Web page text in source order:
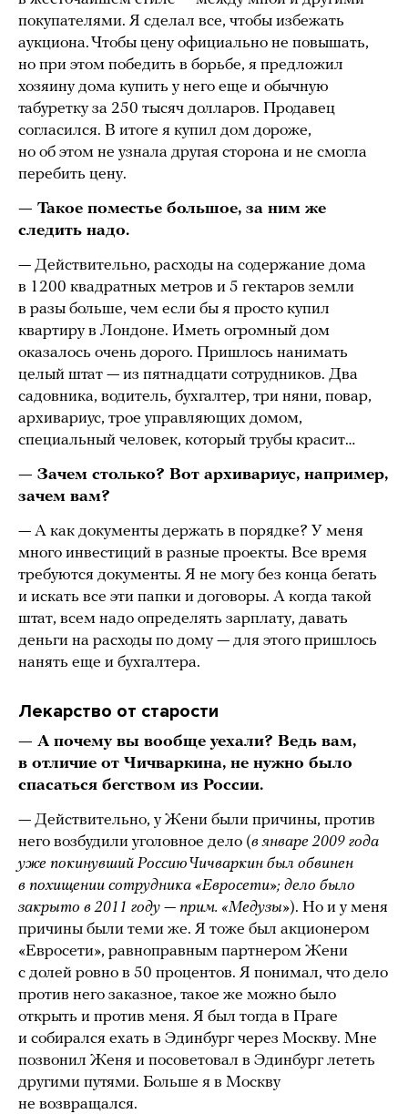
покупателями. Я сделал все, чтобы избежать
аукциона. Чтобы цену официально не повышать,
но при этом победить в борьбе, я предложил
хозяину дома купить у него еще и обычную
табуретку за 250 тысяч долларов. Продавец
согласился. В итоге я купил дом дороже,
но об этом не узнала другая сторона и не смогла
перебить цену.
— Такое поместье большое, за ним же
следить надо.
— Действительно, расходы на содержание дома
в 1200 квадратных метров и 5 гектаров земли
в разы больше, чем если бы я просто купил
квартиру в Лондоне. Иметь огромный дом
оказалось очень дорого. Пришлось нанимать
целый штат — из пятнадцати сотрудников. Два
садовника, водитель, бухгалтер, три няни, повар,
архивариус, трое управляющих домом,
специальный человек, который трубы красит…
— Зачем столько? Вот архивариус, например,
зачем вам?
— А как документы держать в порядке? У меня
много инвестиций в разные проекты. Все время
требуются документы. Я не могу без конца бегать
и искать все эти папки и договоры. А когда такой
штат, всем надо определять зарплату, давать
деньги на расходы по дому — для этого пришлось
нанять еще и бухгалтера.
Лекарство от старости
— А почему вы вообще уехали? Ведь вам,
в отличие от Чичваркина, не нужно было
спасаться бегством из России.
— Действительно, у Жени были причины, против
него возбудили уголовное дело (в январе 2009 года
уже покинувший Россию Чичваркин был обвинен
в похищении сотрудника «Евросети»; дело было
закрыто в 2011 году — прим. «Медузы»). Но и у меня
причины были теми же. Я тоже был акционером
«Евросети», равноправным партнером Жени
с долей ровно в 50 процентов. Я понимал, что дело
против него заказное, такое же можно было
открыть и против меня. Я был тогда в Праге
и собирался ехать в Эдинбург через Москву. Мне
позвонил Женя и посоветовал в Эдинбург лететь
другими путями. Больше я в Москву
не возвращался.